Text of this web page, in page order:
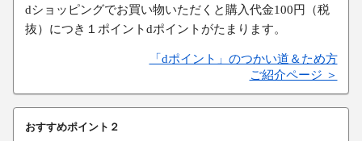
dショッピングでお買い物いただくと購入代金100円（税
抜）につき１ポイントdポイントがたまります。
「dポイント」のつかい道＆ため方
ご紹介ページ ＞
おすすめポイント２